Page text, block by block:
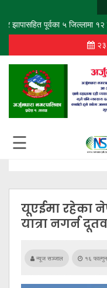
पूर्वका ५ जिल्लामा १२ घण्टा
२३
☰
यूएईमा रहेका
यात्रा नगर्न
न्यूज सञ्जाल १६
पृष्ठ
समाज
विचार
शिक्षा
कला
सूचना
प्रविधि